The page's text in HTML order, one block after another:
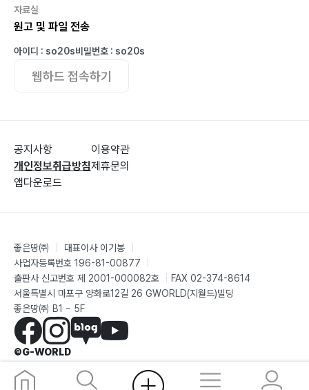
제4장. 삶 – 산처럼 살고 싶다
설악산에 새겨진 하늘의 기운
설악의 바람 속에 깃든 시간
설악산 위로 피어난 가을의 숨결
외설악 봉우리에서 만난 고독
설악산 케이블카에서 바라본 세상
신흥사에서 바라본 외설악 봉우리
외설악 봉우리 따라 흐르는 산의 숨결
설악산 울산바위 아래의 고요
울산바위에 새겨진 세월의 흔적
대관령의 눈빛 아래에서
대관령에서 맞이한 생명의 숨결
관모봉 아래에서 찾은 작은 평화
석가산 자락에 스며든 고요
명성산에서 찾은 마음의 쉼터
자료실
원고 및 파일 전송
아이디 : so20s비밀번호 : so20s
웹하드 접속하기
공지사항
개인정보취급방침
앱다운로드
이용약관
제휴문의
좋은땅㈜ 대표이사 이기봉
사업자등록번호 196-81-00877
출판사 신고번호 제 2001-000082호
FAX 02-374-8614
서울특별시 마포구 양화로12길 26 GWORLD(지월드)빌딩
좋은땅㈜ B1 ~ 5F
©G-WORLD